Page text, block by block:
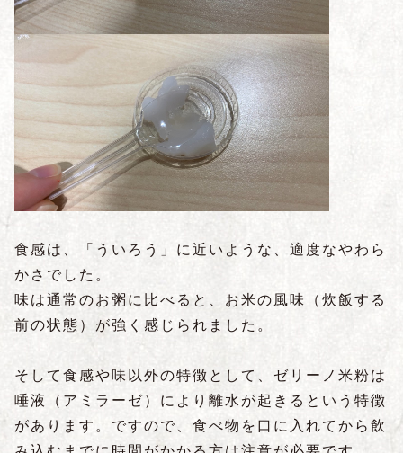
食感は、「ういろう」に近いような、適度なやわら
かさでした。
味は通常のお粥に比べると、お米の風味（炊飯する
前の状態）が強く感じられました。
そして食感や味以外の特徴として、ゼリーノ米粉は
唾液（アミラーゼ）により離水が起きるという特徴
があります。ですので、食べ物を口に入れてから飲